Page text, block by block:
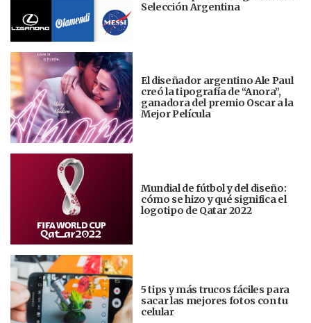
Selección Argentina
El diseñador argentino Ale Paul
creó la tipografía de “Anora”,
ganadora del premio Oscar a la
Mejor Película
Mundial de fútbol y del diseño:
cómo se hizo y qué significa el
logotipo de Qatar 2022
5 tips y más trucos fáciles para
sacar las mejores fotos con tu
celular